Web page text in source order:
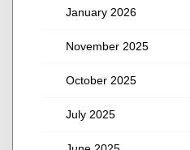
January 2026
November 2025
October 2025
July 2025